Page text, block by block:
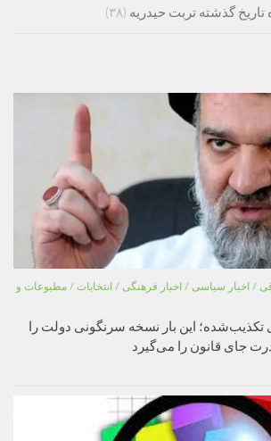
تاریخ گذشته تربت حیدریه (۳۸)
/ اخبار سیاسی / اخبار فرهنگی / انتخابات / مطبوعات و
تکذیب‌شده؛ این بار نسخه سرنگونی دولت را
جای قانون را می‌گیرد